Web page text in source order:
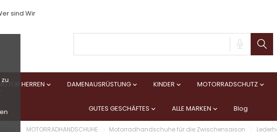
sind Wir
FÜR HERREN  DAMENAUSRÜSTUNG KINDER  MOTORRADSCHUTZ 
GUTES GESCHÄFTES  ALLE MARKEN  Blog
MOTORRADHANDSCHUHE Motorradhandschuhe für die Zwischensaison